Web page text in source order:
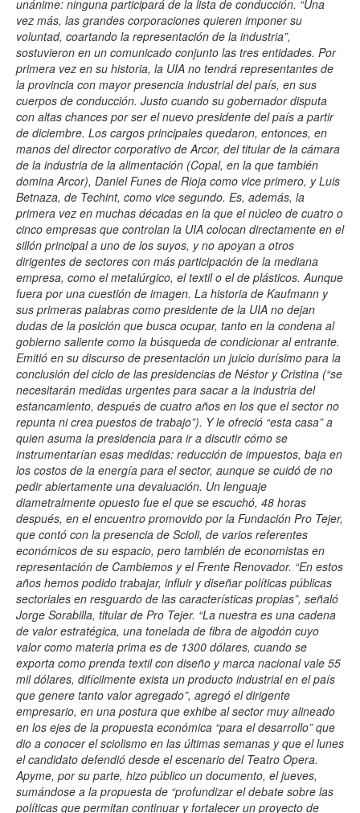
unánime: ninguna participará de la lista de conducción. “Una
vez más, las grandes corporaciones quieren imponer su
voluntad, coartando la representación de la industria”,
sostuvieron en un comunicado conjunto las tres entidades. Por
primera vez en su historia, la UIA no tendrá representantes de
la provincia con mayor presencia industrial del país, en sus
cuerpos de conducción. Justo cuando su gobernador disputa
con altas chances por ser el nuevo presidente del país a partir
de diciembre. Los cargos principales quedaron, entonces, en
manos del director corporativo de Arcor, del titular de la cámara
de la industria de la alimentación (Copal, en la que también
domina Arcor), Daniel Funes de Rioja como vice primero, y Luis
Betnaza, de Techint, como vice segundo. Es, además, la
primera vez en muchas décadas en la que el núcleo de cuatro o
cinco empresas que controlan la UIA colocan directamente en el
sillón principal a uno de los suyos, y no apoyan a otros
dirigentes de sectores con más participación de la mediana
empresa, como el metalúrgico, el textil o el de plásticos. Aunque
fuera por una cuestión de imagen. La historia de Kaufmann y
sus primeras palabras como presidente de la UIA no dejan
dudas de la posición que busca ocupar, tanto en la condena al
gobierno saliente como la búsqueda de condicionar al entrante.
Emitió en su discurso de presentación un juicio durísimo para la
conclusión del ciclo de las presidencias de Néstor y Cristina (“se
necesitarán medidas urgentes para sacar a la industria del
estancamiento, después de cuatro años en los que el sector no
repunta ni crea puestos de trabajo”). Y le ofreció “esta casa” a
quien asuma la presidencia para ir a discutir cómo se
instrumentarían esas medidas: reducción de impuestos, baja en
los costos de la energía para el sector, aunque se cuidó de no
pedir abiertamente una devaluación. Un lenguaje
diametralmente opuesto fue el que se escuchó, 48 horas
después, en el encuentro promovido por la Fundación Pro Tejer,
que contó con la presencia de Scioli, de varios referentes
económicos de su espacio, pero también de economistas en
representación de Cambiemos y el Frente Renovador. “En estos
años hemos podido trabajar, influir y diseñar políticas públicas
sectoriales en resguardo de las características propias”, señaló
Jorge Sorabilla, titular de Pro Tejer. “La nuestra es una cadena
de valor estratégica, una tonelada de fibra de algodón cuyo
valor como materia prima es de 1300 dólares, cuando se
exporta como prenda textil con diseño y marca nacional vale 55
mil dólares, difícilmente exista un producto industrial en el país
que genere tanto valor agregado”, agregó el dirigente
empresario, en una postura que exhibe al sector muy alineado
en los ejes de la propuesta económica “para el desarrollo” que
dio a conocer el sciolismo en las últimas semanas y que el lunes
el candidato defendió desde el escenario del Teatro Opera.
Apyme, por su parte, hizo público un documento, el jueves,
sumándose a la propuesta de “profundizar el debate sobre las
políticas que permitan continuar y fortalecer un proyecto de